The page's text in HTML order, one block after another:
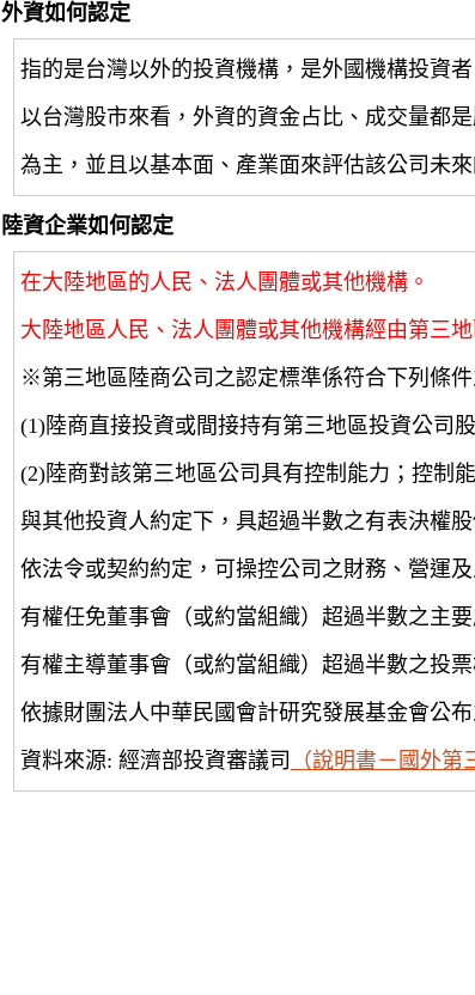
外資如何認定
指的是台灣以外的投資機構，是外國機構投資
以台灣股市來看，外資的資金占比、成交量都
為主，並且以基本面、產業面來評估該公司未
陸資企業如何認定
在大陸地區的人民、法人團體或其他機構。
大陸地區人民、法人團體或其他機構經由第三
※第三地區陸商公司之認定標準係符合下列條件
(1)陸商直接投資或間接持有第三地區投資公司
(2)陸商對該第三地區公司具有控制能力；控制
與其他投資人約定下，具超過半數之有表決權股
依法令或契約約定，可操控公司之財務、營運及
有權任免董事會（或約當組織）超過半數之主
有權主導董事會（或約當組織）超過半數之投
依據財團法人中華民國會計研究發展基金會公
資料來源: 經濟部投資審議司
（說明書－國外